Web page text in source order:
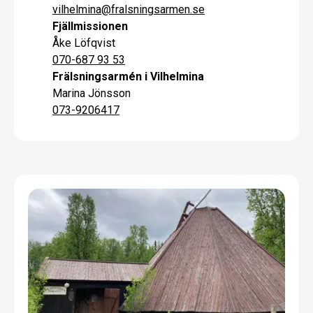
vilhelmina@fralsningsarmen.se
Fjällmissionen
Åke Löfqvist
070-687 93 53
Frälsningsarmén i Vilhelmina
Marina Jönsson
073-9206417